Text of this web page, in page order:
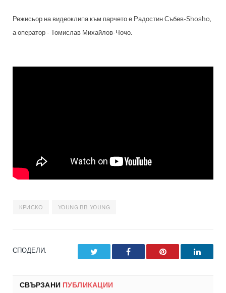
Режисьор на видеоклипа към парчето е Радостин Събев-Shosho,
аоператор - Томислав Михайлов-Чочо.
КРИСКО YOUNG BB YOUNG
СПОДЕЛИ. Facebook Pinterest
СВЪРЗАНИ ПУБЛИКАЦИИ